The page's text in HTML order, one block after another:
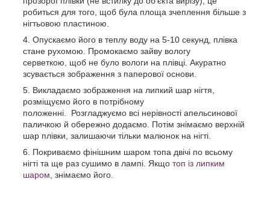
робиться для того, щоб була площа зчеплення більше з
нігтьовою пластиною.
Опускаємо його в теплу воду на 5-10 секунд, плівка
стане рухомою. Промокаємо зайву вологу
серветкою
щоб не було вологи на плівці. Акуратно
зсувається зображення з паперової основи.
Викладаємо зображення на липкий шар нігтя,
розміщуємо його в потрібному
положенні. Розгладжуємо всі нерівності апельсинової
паличкою й обережно додаємо. Потім знімаємо верхній
шар плівки, залишаючи тільки малюнок на нігті.
Покриваємо фінішним шаром топа двічі по всьому
нігті та ще раз сушимо в лампі. Якщо топ із липким
шаром , знімаємо його.